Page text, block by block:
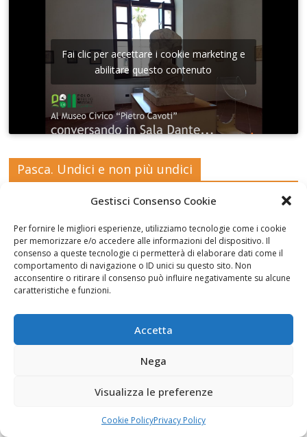
Gestisci Consenso Cookie
Per fornire le migliori esperienze, utilizziamo tecnologie come i cookie
per memorizzare e/o accedere alle informazioni del dispositivo. Il
consenso a queste tecnologie ci permetterà di elaborare dati come il
comportamento di navigazione o ID unici su questo sito. Non
acconsentire o ritirare il consenso può influire negativamente su alcune
caratteristiche e funzioni.
Accetta
Nega
Visualizza le preferenze
Cookie PolicyPrivacy Policy
Fai clic per accettare i cookie marketing e
abilitare questo contenuto
Pasca. Undici e non più undici
Fai clic per accettare i cookie marketing e
abilitare questo contenuto
La Collezione Martinez al Museo Pietro Cavoti